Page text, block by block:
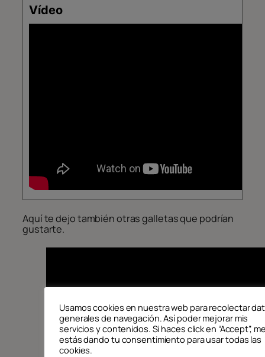
Vídeo
Aquí te dejo también otras galletas que podrían
gustarte.
Usamos cookies en nuestra web para recolectar
generales de navegación. Así poder mejorar mis
servicios y contenidos. Si haces click en “Accept”,
estás dando tu consentimiento para usar todas las
cookies.